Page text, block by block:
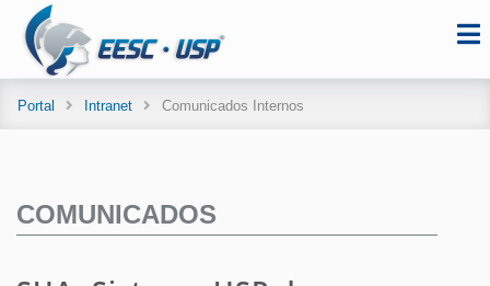
Portal Intranet Comunicados Internos
COMUNICADOS